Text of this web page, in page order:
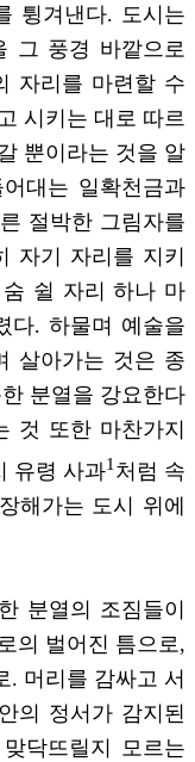
튕겨낸다. 도시는
그 풍경 바깥으로
자리를 마련할 수
시키는 대로 따르
뿐이라는 것을 알
대는 일확천금과
절박한 그림자를
자기 자리를 지키
쉴 자리 하나 마
다. 하물며 예술을
살아가는 것은 종
분열을 강요한다
것 또한 마찬가지
유령 사과​1 처럼 속
해가는 도시 위에
분열의 조짐들이
의 벌어진 틈으로,
. 머리를 감싸고 서
의 정서가 감지된
닥뜨릴지 모르는